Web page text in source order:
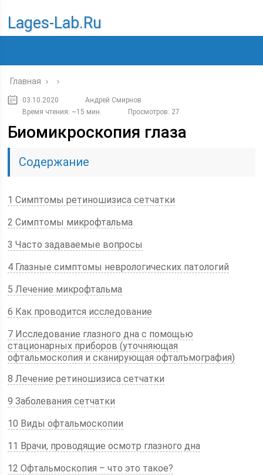
Lages-Lab.ru
Главная › ›
03.10.2020
Андрей Смирнов
Время чтения: ~15 мин.
Просмотров: 27
Биомикроскопия глаза
Содержание
1 Симптомы ретиношизиса сетчатки
2 Симптомы микрофтальма
3 Часто задаваемые вопросы
4 Глазные симптомы неврологических патологий
5 Лечение микрофтальма
6 Как проводится исследование
7 Исследование глазного дна с помощью
стационарных приборов (уточняющая
офтальмоскопия и сканирующая офталъмография)
8 Лечение ретиношизиса сетчатки
9 Заболевания сетчатки
10 Виды офтальмоскопии
11 Врачи, проводящие осмотр глазного дна
12 Офтальмоскопия – что это такое?